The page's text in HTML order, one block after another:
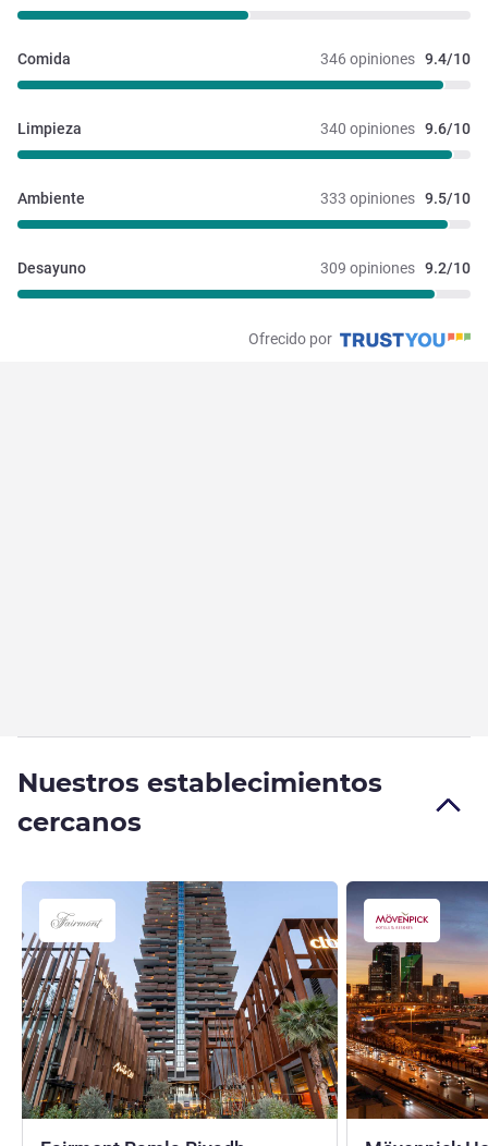
346 opiniones 9.4/10
Comida
340 opiniones 9.6/10
Limpieza
333 opiniones 9.5/10
Ambiente
309 opiniones 9.2/10
Desayuno
Ofrecido por
Nuestros establecimientos
cercanos